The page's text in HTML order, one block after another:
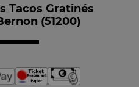
Tacos Gratinés
(51200)